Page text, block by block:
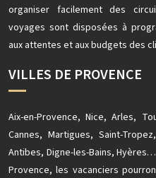
organiser facilement des
voyages sont disposées à
aux attentes et aux budgets des
VILLES DE PROVENCE
Aix-en-Provence, Nice, Arles,
Cannes, Martigues, Saint-
Antibes, Digne-les-Bains,
Provence, les vacanciers